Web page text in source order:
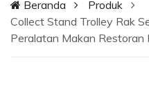
Beranda
Produk
Collect Stand Trolley Rak
Peralatan Makan